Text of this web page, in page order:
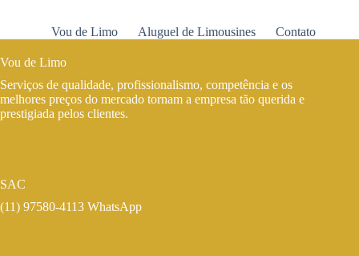
Vou de Limo Aluguel de Limousines Contato
Vou de Limo
Serviços de qualidade, profissionalismo, competência e os
melhores preços do mercado tornam a empresa tão querida e
prestigiada pelos clientes.
SAC
(11) 97580-4113 WhatsApp